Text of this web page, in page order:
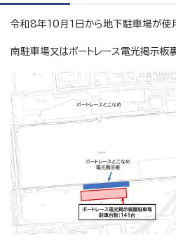
令和8年10月1日から地下駐車場が使用
南駐車場又はボートレース電光掲示板